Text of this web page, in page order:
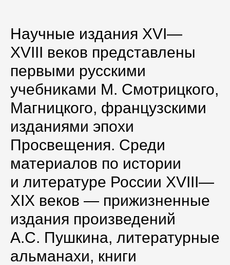
Научные издания XVI—
XVIII веков представлены
первыми русскими
учебниками М. Смотрицкого,
Магницкого, французскими
изданиями эпохи
Просвещения. Среди
материалов по истории
и литературе России XVIII—
XIX веков — прижизненные
издания произведений
А.С. Пушкина, литературные
альманахи, книги